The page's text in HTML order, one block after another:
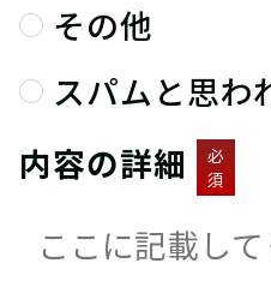
その他
スパムと思わ
内容の詳細
必
須